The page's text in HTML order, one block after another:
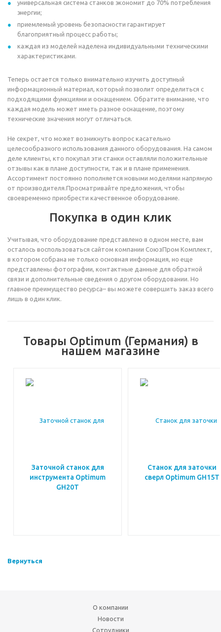
универсальная система станков экономит до 70% потребления
энергии;
приемлемый уровень безопасности гарантирует
благоприятный процесс работы;
каждая из моделей наделена индивидуальными техническими
характеристиками.
Теперь остается только внимательно изучить доступный
информационный материал, который позволит определиться с
подходящими функциями и оснащением. Обратите внимание, что
каждая модель может иметь разное оснащение, поэтому
технические значения могут отличаться.
Не секрет, что может возникнуть вопрос касательно
целесообразного использования данного оборудования. На самом
деле клиенты, кто покупал эти станки оставляли положительные
отзывы как в плане доступности, так и в плане применения.
Ассортимент постоянно пополняется новыми моделями напрямую
от производителя.Просматривайте предложения, чтобы
своевременно приобрести качественное оборудование.
Покупка в один клик
Учитывая, что оборудование представлено в одном месте, вам
осталось воспользоваться сайтом компании СоюзПром Комплект,
в котором собрана не только основная информация, но еще
представлены фотографии, контактные данные для обратной
связи и дополнительные сведения о другом оборудовании. Но
главное преимущество ресурса– вы можете совершить заказ всего
лишь в один клик.
Товары Optimum (Германия) в
нашем магазине
Заточной станок для
инструмента Optimum
GH20T
Станок для заточки
сверл Optimum GH15T
Вернуться
О компании
Новости
Сотрудники